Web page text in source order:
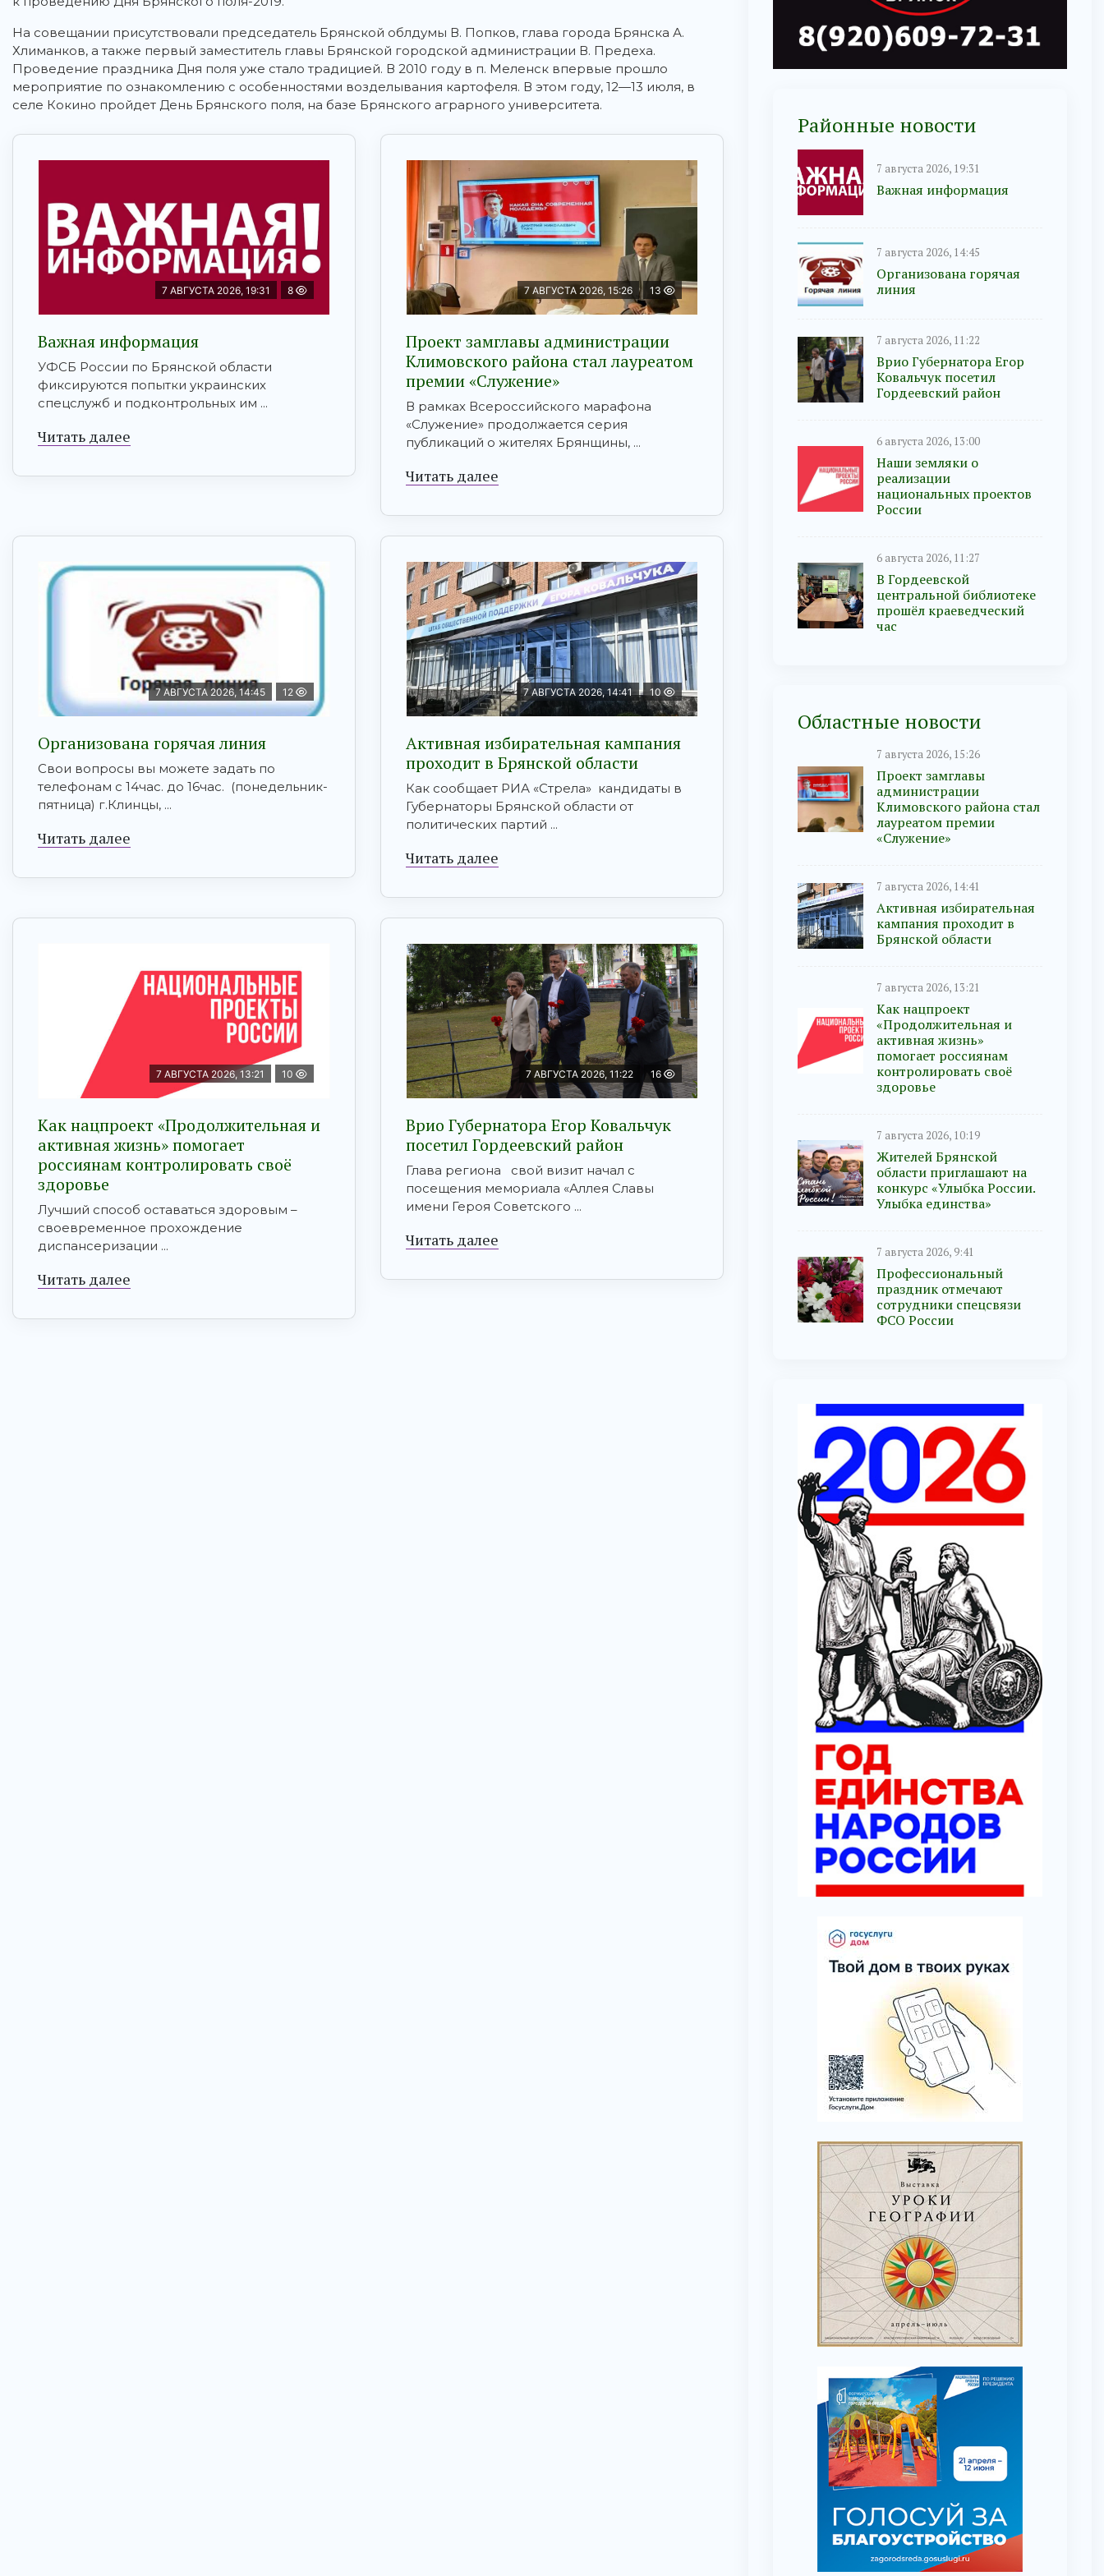
На совещании присутствовали председатель Брянской облдумы В. Попков, глава города Брянска А.
Хлиманков, а также первый заместитель главы Брянской городской администрации В. Предеха.
Проведение праздника Дня поля уже стало традицией. В 2010 году в п. Меленск впервые прошло
мероприятие по ознакомлению с особенностями возделывания картофеля. В этом году, 12—13 июля, в
селе Кокино пройдет День Брянского поля, на базе Брянского аграрного университета.
7 АВГУСТА 2026, 19:31 8
Важная информация
УФСБ России по Брянской области
фиксируются попытки украинских
спецслужб и подконтрольных им ...
Читать далее
7 АВГУСТА 2026, 15:26 13
Проект замглавы администрации
Климовского района стал лауреатом
премии «Служение»
В рамках Всероссийского марафона
«Служение» продолжается серия
публикаций о жителях Брянщины, ...
Читать далее
7 АВГУСТА 2026, 14:45 12
Организована горячая линия
Свои вопросы вы можете задать по
телефонам с 14час. до 16час. (понедельник-
пятница) г.Клинцы, ...
Читать далее
7 АВГУСТА 2026, 14:41 10
Активная избирательная кампания
проходит в Брянской области
Как сообщает РИА «Стрела» кандидаты в
Губернаторы Брянской области от
политических партий ...
Читать далее
7 АВГУСТА 2026, 13:21 10
Как нацпроект «Продолжительная и
активная жизнь» помогает
россиянам контролировать своё
здоровье
Лучший способ оставаться здоровым –
своевременное прохождение
диспансеризации ...
Читать далее
7 АВГУСТА 2026, 11:22 16
Врио Губернатора Егор Ковальчук
посетил Гордеевский район
Глава региона свой визит начал с
посещения мемориала «Аллея Славы
имени Героя Советского ...
Читать далее
Районные новости
7 августа 2026, 19:31
Важная информация
7 августа 2026, 14:45
Организована горячая
линия
7 августа 2026, 11:22
Врио Губернатора Егор
Ковальчук посетил
Гордеевский район
6 августа 2026, 13:00
Наши земляки о
реализации
национальных проектов
России
6 августа 2026, 11:27
В Гордеевской
центральной библиотеке
прошёл краеведческий
час
Областные новости
7 августа 2026, 15:26
Проект замглавы
администрации
Климовского района стал
лауреатом премии
«Служение»
7 августа 2026, 14:41
Активная избирательная
кампания проходит в
Брянской области
7 августа 2026, 13:21
Как нацпроект
«Продолжительная и
активная жизнь»
помогает россиянам
контролировать своё
здоровье
7 августа 2026, 10:19
Жителей Брянской
области приглашают на
конкурс «Улыбка России.
Улыбка единства»
7 августа 2026, 9:41
Профессиональный
праздник отмечают
сотрудники спецсвязи
ФСО России